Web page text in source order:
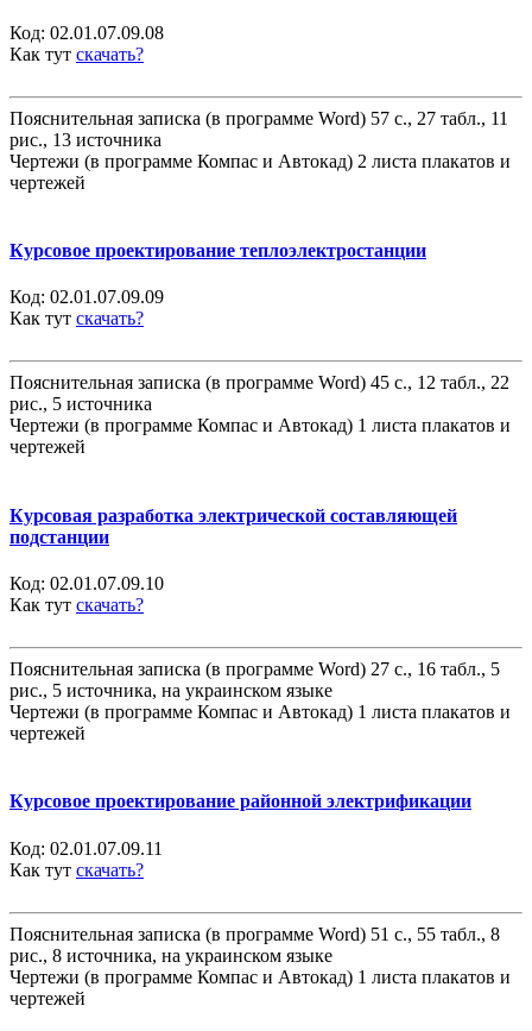
Код: 02.01.07.09.08
Как тут скачать?
Пояснительная записка (в программе Word) 57 с., 27 табл., 11
рис., 13 источника
Чертежи (в программе Компас и Автокад) 2 листа плакатов и
чертежей
Курсовое проектирование теплоэлектростанции
Код: 02.01.07.09.09
Как тут скачать?
Пояснительная записка (в программе Word) 45 с., 12 табл., 22
рис., 5 источника
Чертежи (в программе Компас и Автокад) 1 листа плакатов и
чертежей
Курсовая разработка электрической составляющей
подстанции
Код: 02.01.07.09.10
Как тут скачать?
Пояснительная записка (в программе Word) 27 с., 16 табл., 5
рис., 5 источника, на украинском языке
Чертежи (в программе Компас и Автокад) 1 листа плакатов и
чертежей
Курсовое проектирование районной электрификации
Код: 02.01.07.09.11
Как тут скачать?
Пояснительная записка (в программе Word) 51 с., 55 табл., 8
рис., 8 источника, на украинском языке
Чертежи (в программе Компас и Автокад) 1 листа плакатов и
чертежей